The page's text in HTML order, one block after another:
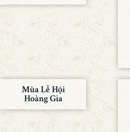
Mùa Lễ Hội
Hoàng Gia